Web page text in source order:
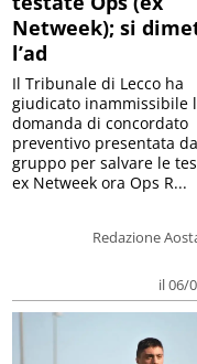
Netweek); si
l’ad
Redazione
il 06/
Il Tribunale di Lecco ha
giudicato inammissibile
domanda di concordato
preventivo presentata
gruppo per salvare le
ex Netweek ora Ops R...